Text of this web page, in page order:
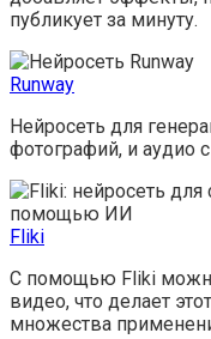
публикует за минуту.
Runway
Нейросеть для
фотографий, и аудио
Fliki
С помощью Fliki
видео, что делает
множества